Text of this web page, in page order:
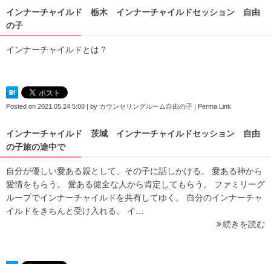
インナーチャイルド 栃木 インナーチャイルドセッション 自由
の子
インナーチャイルドとは？
Posted on 2021.05.24 5:08 | by カウンセリングルーム自由の子 | Perma Link
インナーチャイルド 茨城 インナーチャイルドセッション 自由
の子旅の途中で
自分が優しい愛ある親として、その子に話しかける。 愛ある神から
愛情をもらう。 愛ある健全な人から肯定してもらう。 ファミリーグ
ループでインナーチャイルドを共有してゆく。 自分のインナーチャ
イルドをきちんと受け入れる。 イ…
続きを読む